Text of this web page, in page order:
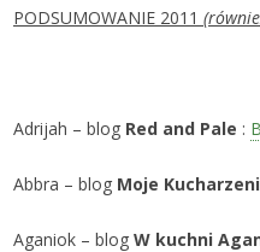
PODSUMOWANIE 2011
Adrijah – blog Red and Pale :
Abbra – blog Moje
Aganiok – blog W kuchni